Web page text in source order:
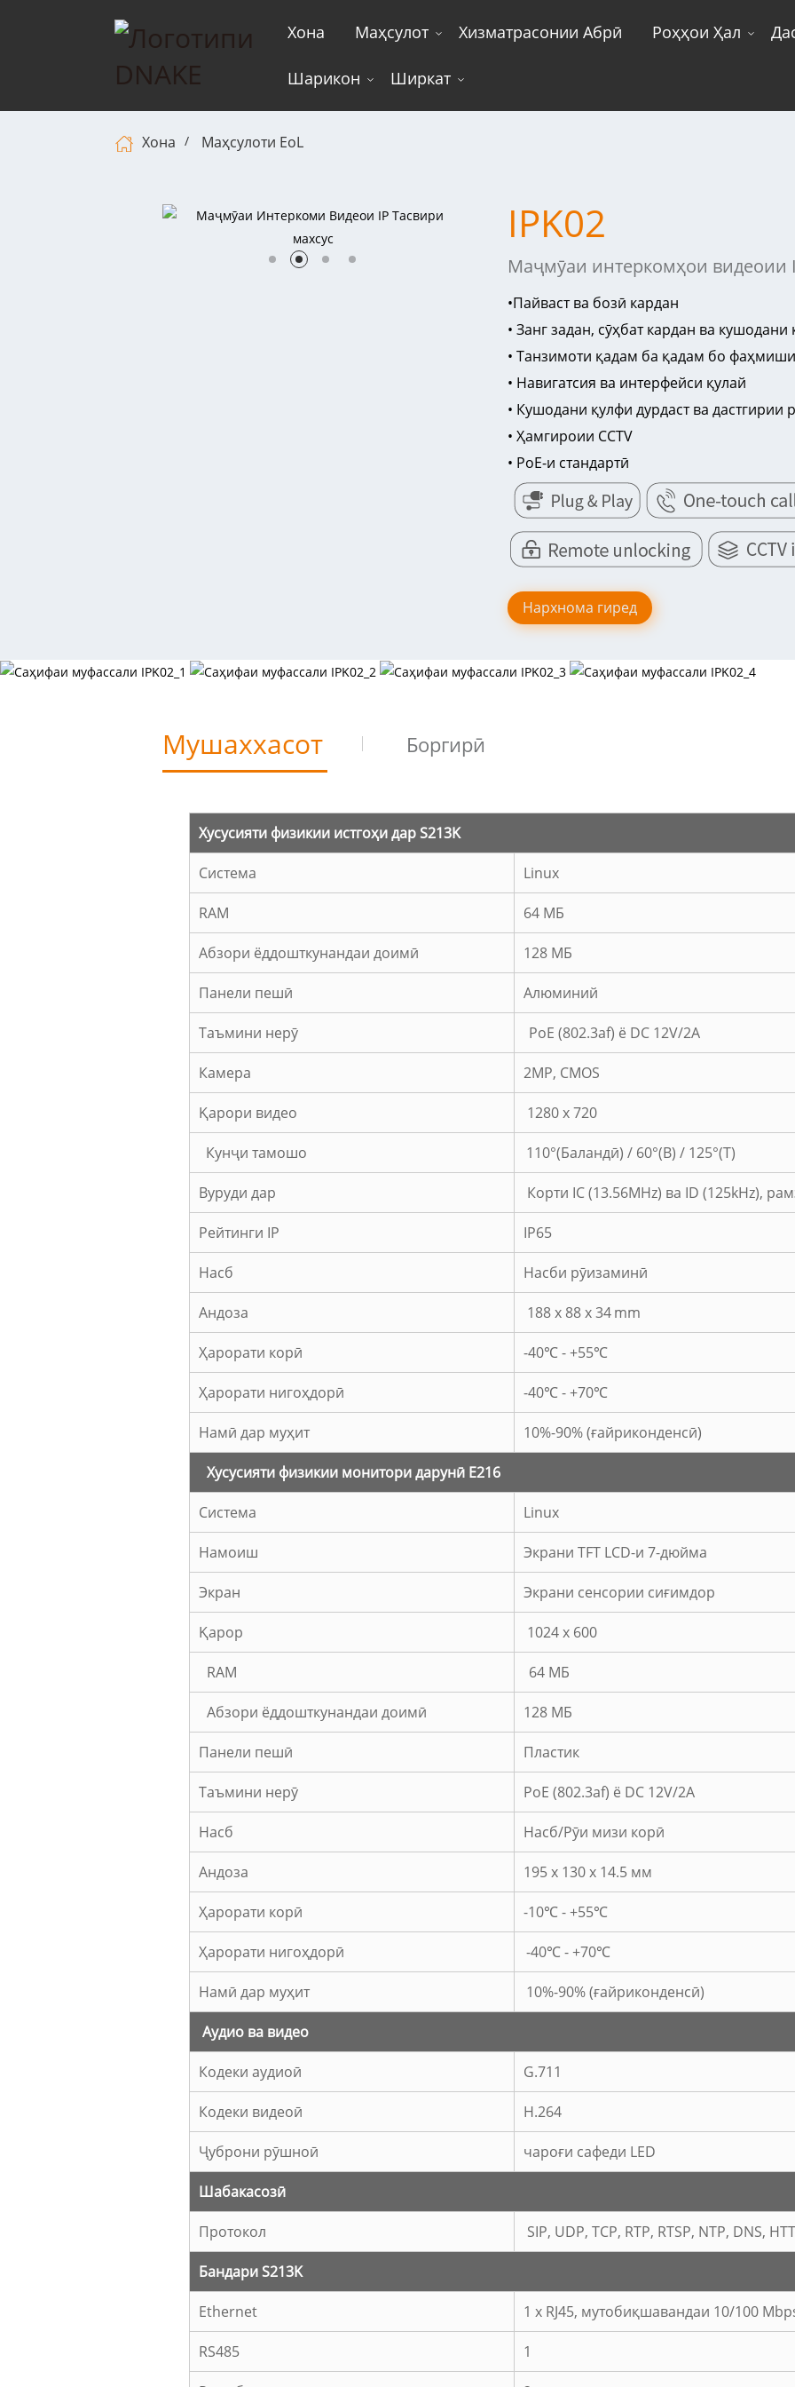
Хона Маҳсулот Хизматрасонии Абрӣ Роҳҳои Ҳал
Шарикон Ширкат
Хона Маҳсулоти EoL
IPK02
Маҷмӯаи интеркомҳои видеоии
•Пайваст ва бозӣ кардан
• Занг задан, сӯҳбат кардан ва
• Танзимоти қадам ба қадам бо
• Навигатсия ва интерфейси қулай
• Кушодани қулфи дурдаст ва дастгирии
• Ҳамгироии CCTV
• PoE-и стандартӣ
Нархнома гиред
Мушаххасот Боргирӣ
Хусусияти физикии истгоҳи дар S213K
Система Linux
RAM 64 МБ
Абзори ёддошткунандаи доимӣ 128 МБ
Панели пешӣ Алюминий
Таъмини нерӯ PoE (802.3af) ё DC 12V/2A
Камера 2MP, CMOS
Қарори видео 1280 x 720
Кунҷи тамошо 110°(Баландӣ) / 60°(В) / 125°(Т)
Вуруди дар Корти IC (13.56MHz) ва ID (125kHz),
Рейтинги IP IP65
Насб Насби рӯизаминӣ
Андоза 188 x 88 x 34mm
Ҳарорати корӣ -40℃ - +55℃
Ҳарорати нигоҳдорӣ -40℃ - +70℃
Намӣ дар муҳит 10%-90% (ғайриконденсӣ)
Хусусияти физикии монитори дарунӣ E216
Система Linux
Намоиш Экрани TFT LCD-и 7-дюйма
Экран Экрани сенсории сиғимдор
Қарор 1024 x 600
RAM 64 МБ
Абзори ёддошткунандаи доимӣ 128 МБ
Панели пешӣ Пластик
Таъмини нерӯ PoE (802.3af) ё DC 12V/2A
Насб Насб/Рӯи мизи корӣ
Андоза 195 x 130 x 14.5 мм
Ҳарорати корӣ -10℃ - +55℃
Ҳарорати нигоҳдорӣ -40℃ - +70℃
Намӣ дар муҳит 10%-90% (ғайриконденсӣ)
Аудио ва видео
Кодеки аудиоӣ G.711
Кодеки видеоӣ H.264
Ҷуброни рӯшноӣ чароғи сафеди LED
Шабакасозӣ
Протокол SIP, UDP, TCP, RTP, RTSP, NTP, DNS,
Бандари S213K
Ethernet 1 x RJ45, мутобиқшавандаи 10/100
RS485 1